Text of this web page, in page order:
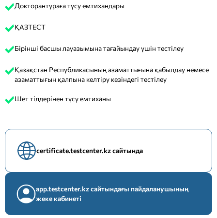
Докторантураға түсу емтихандары
ҚАЗТЕСТ
Бірінші басшы лауазымына тағайындау үшін тестілеу
Қазақстан Республикасының азаматтығына қабылдау немесе
азаматтығын қалпына келтіру кезіндегі тестілеу
Шет тілдерінен түсу емтиханы
certificate.testcenter.kz сайтында
app.testcenter.kz сайтындағы пайдаланушының
жеке кабинеті